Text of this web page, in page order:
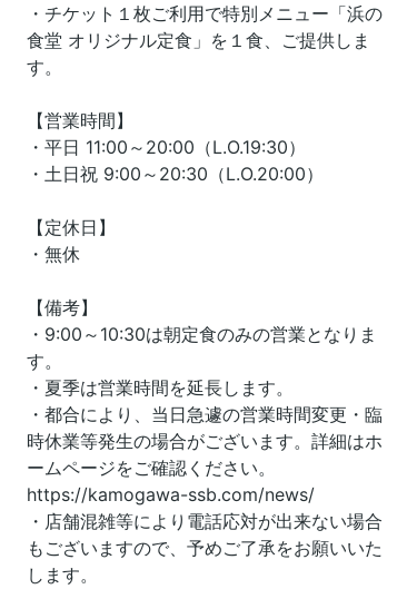
・チケット１枚ご利用で特別メニュー「浜の
食堂 オリジナル定食」を１食、ご提供しま
す。
【営業時間】
・平日 11:00～20:00（L.O.19:30）
・土日祝 9:00～20:30（L.O.20:00）
【定休日】
・無休
【備考】
・9:00～10:30は朝定食のみの営業となりま
す。
・夏季は営業時間を延長します。
・都合により、当日急遽の営業時間変更・臨
時休業等発生の場合がございます。詳細はホ
ームページをご確認ください。
https://kamogawa-ssb.com/news/
・店舗混雑等により電話応対が出来ない場合
もございますので、予めご了承をお願いいた
します。